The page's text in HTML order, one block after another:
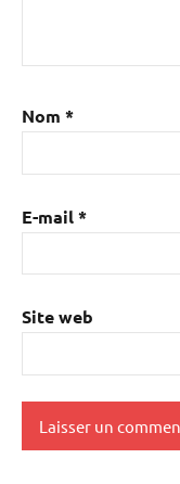
Nom *
E-mail*
Site web